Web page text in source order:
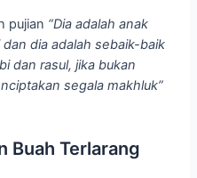
pujian “Dia adalah anak
dia adalah sebaik-baik
dan rasul, jika bukan
segala makhluk”
Buah Terlarang